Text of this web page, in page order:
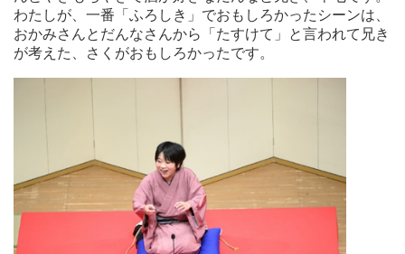
わたしが、一番「ふろしき」でおもしろかったシーンは、
おかみさんとだんなさんから「たすけて」と言われて兄き
が考えた、さくがおもしろかったです。